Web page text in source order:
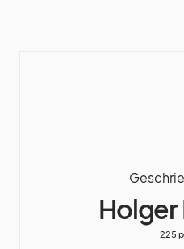
Holger
225